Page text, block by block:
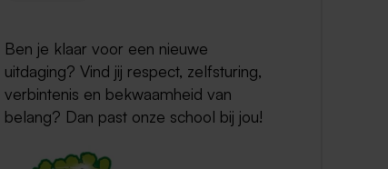
Ben je klaar voor een nieuwe
uitdaging? Vind jij respect, zelfsturing,
verbintenis en bekwaamheid van
belang? Dan past onze school bij jou!